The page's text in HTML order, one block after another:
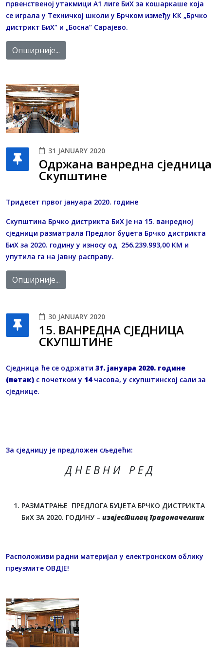
првенственој утакмици А1 лиге БиХ за кошаркаше која
се играла у Техничкој школи у Брчком између КК „Брчко
дистрикт БиХ“ и „Босна“ Сарајево.
Опширније...
31 JANUARY 2020
Одржана ванредна сједница
Скупштине
Тридесет првог јануара 2020. године
Скупштина Брчко дистрикта БиХ је на 15. ванредној
сједници разматрала Предлог буџета Брчко дистрикта
БиХ за 2020. годину у износу од 256.239.993,00 КМ и
упутила га на јавну расправу.
Опширније...
30 JANUARY 2020
15. ВАНРЕДНA СЈЕДНИЦA
СКУПШТИНЕ
Сједница ће се одржати 31. јануара 2020. године
(петак) с почетком у 14 часова, у скупштинској сали за
сједнице.
За сједницу је предложен сљедећи:
Д Н Е В Н И Р Е Д
РАЗМАТРАЊЕ ПРЕДЛОГА БУЏЕТА БРЧКО ДИСТРИКТА
БиХ ЗА 2020. ГОДИНУ – извјестилац градоначелник
Расположиви радни материјал у електронском облику
преузмите OВДЈЕ!